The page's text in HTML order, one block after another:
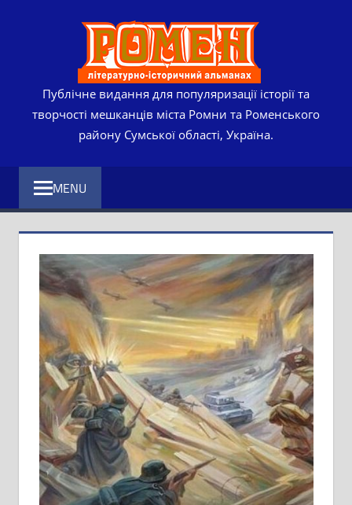
Публічне видання для популяризації історії та
творчості мешканців міста Ромни та Роменського
району Сумської області, Україна.
MENU